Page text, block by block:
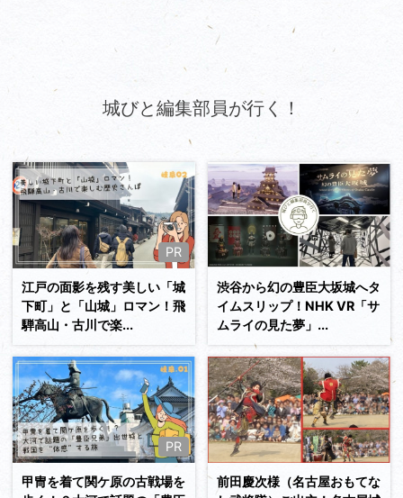
城びと編集部員が行く！
PR
江戸の面影を残す美しい「城
下町」と「山城」ロマン！飛
騨高山・古川で楽...
続きを読む
渋谷から幻の豊臣大坂城へタ
イムスリップ！NHK VR「サ
ムライの見た夢」...
PR
甲冑を着て関ケ原の古戦場を
続きを読む
前田慶次様（名古屋おもてな